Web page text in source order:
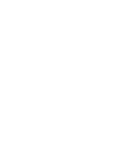
Prawdziwa
Farmacja: